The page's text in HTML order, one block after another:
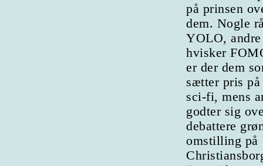
på prinsen
dem. Nogle
YOLO, andre
hvisker
er der dem
sætter pris
sci-fi, mens
godter sig
debattere
omstilling på